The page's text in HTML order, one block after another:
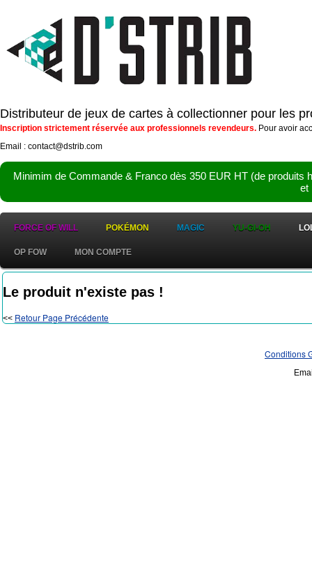
Distributeur de jeux de cartes à collectionner pour les
Inscription strictement réservée aux professionnels revendeurs. Pour avoir
Email : contact@dstrib.com
Minimim de Commande & Franco dès 350 EUR HT (de
et
FORCE OF WILL POKÉMON MAGIC YU-GI-OH
OP FOW MON COMPTE
Le produit n'existe pas !
<< Retour Page Précédente
Conditions